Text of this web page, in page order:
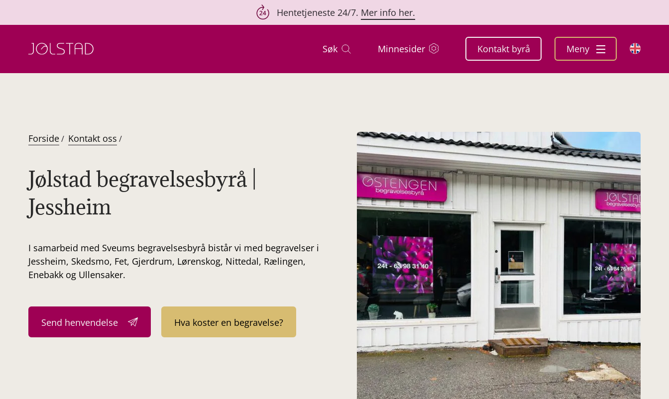
Hentetjeneste 24/7. Mer info her.
Søk Minnesider Kontakt byrå Meny
Forside/ Kontakt oss /
Jølstad begravelsesbyrå |
Jessheim
I samarbeid med Sveums begravelsesbyrå bistår vi med begravelser i
Jessheim, Skedsmo, Fet, Gjerdrum, Lørenskog, Nittedal, Rælingen,
Enebakk og Ullensaker.
Send henvendelse Hva koster en begravelse?